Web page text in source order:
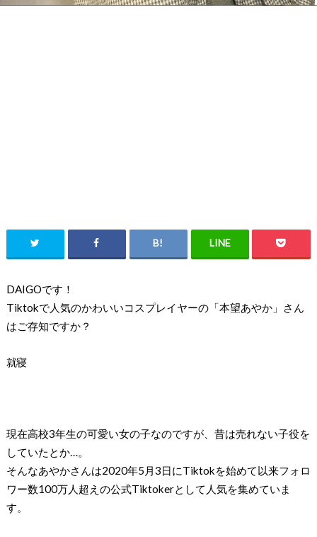
DAIGOです！
Tiktokで人気のかわいいコスプレイヤーの「本望あやか」さん
はご存知ですか？
就寝
現在高校3年生の可愛い女の子なのですが、昔は売れない子役を
していたとか…。
そんなあやかさんは2020年5月3日にTiktokを始めて以来フォロ
ワー数100万人超えの公式Tiktokerとして人気を集めていま
す。